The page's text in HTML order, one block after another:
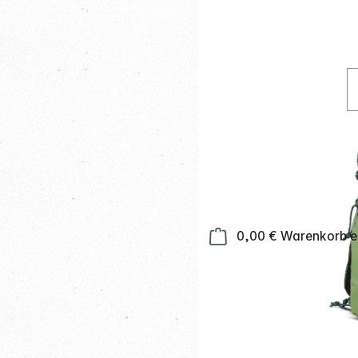
0,00 € Warenkorb